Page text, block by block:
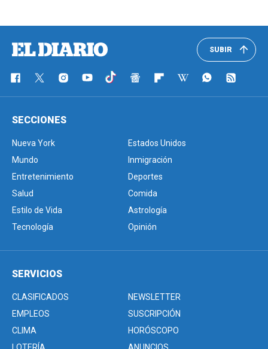
SUBIR
SECCIONES
Nueva York
Estados Unidos
Mundo
Inmigración
Entretenimiento
Deportes
Salud
Comida
Estilo de Vida
Astrología
Tecnología
Opinión
SERVICIOS
CLASIFICADOS
NEWSLETTER
EMPLEOS
SUSCRIPCIÓN
CLIMA
HORÓSCOPO